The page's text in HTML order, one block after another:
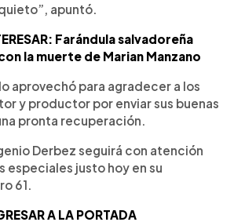
apuntó.
Farándula salvadoreña
la muerte de Marian Manzano
aprovechó para agradecer a los
y productor por enviar sus buenas
pronta recuperación.
Derbez seguirá con atención
especiales justo hoy en su
61.
A LA PORTADA